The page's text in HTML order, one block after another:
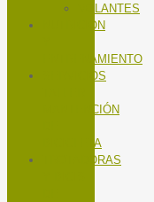
VOLANTES
NUTRICIÓN
ENTRENAMIENTO
SERVICIOS
MANTENCIÓN
BICICLETA
TROTADORAS